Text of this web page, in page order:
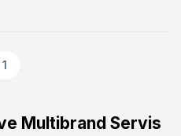
1
Multibrand Servis